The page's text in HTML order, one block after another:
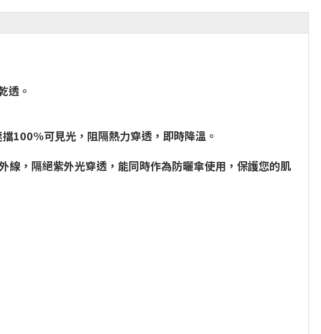
透。
100%可見光，阻隔熱力穿透，即時降溫。
，隔絕紫外光穿透，能同時作為防曬傘使用，保護您的肌